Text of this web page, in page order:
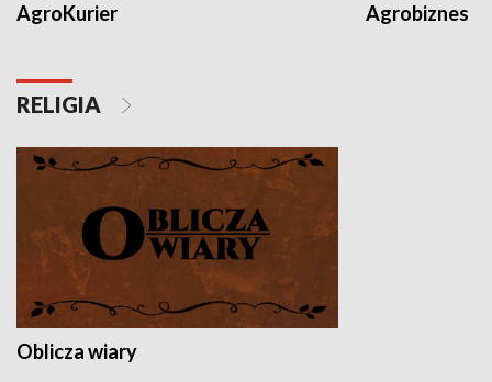
AgroKurier Agrobiznes
RELIGIA
Oblicza wiary